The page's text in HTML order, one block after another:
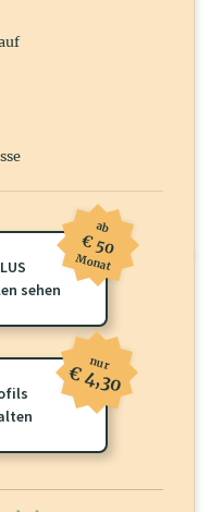
PLUS Inhalte
zu sehen.
sehen
ab
€ 50
Monat
nur
€ 4,30